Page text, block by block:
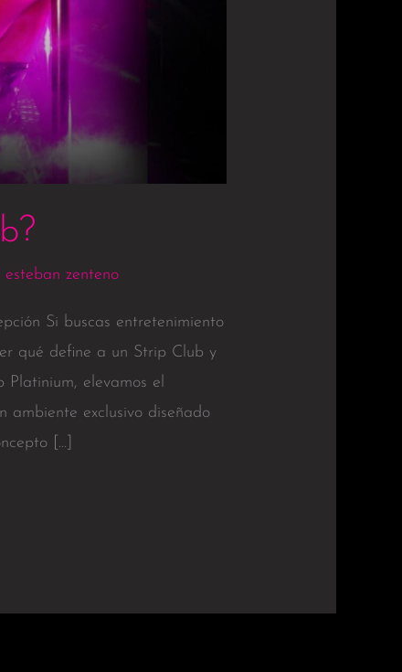
esteban zenteno
Si buscas entretenimiento
qué define a un Strip Club y
Platinium, elevamos el
ambiente exclusivo diseñado
[…]